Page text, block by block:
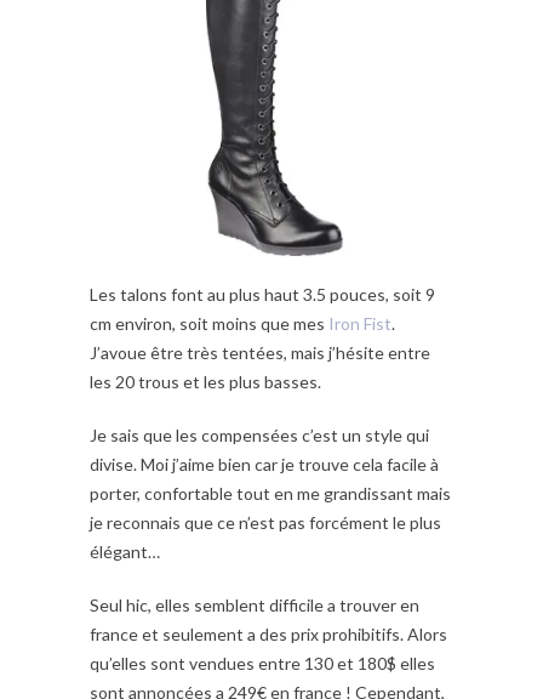
Les talons font au plus haut 3.5 pouces, soit 9
cm environ, soit moins que mes Iron Fist.
J’avoue être très tentées, mais j’hésite entre
les 20 trous et les plus basses.
Je sais que les compensées c’est un style qui
divise. Moi j’aime bien car je trouve cela facile à
porter, confortable tout en me grandissant mais
je reconnais que ce n’est pas forcément le plus
élégant…
Seul hic, elles semblent difficile a trouver en
france et seulement a des prix prohibitifs. Alors
qu’elles sont vendues entre 130 et 180$ elles
sont annoncées a 249€ en france ! Cependant,